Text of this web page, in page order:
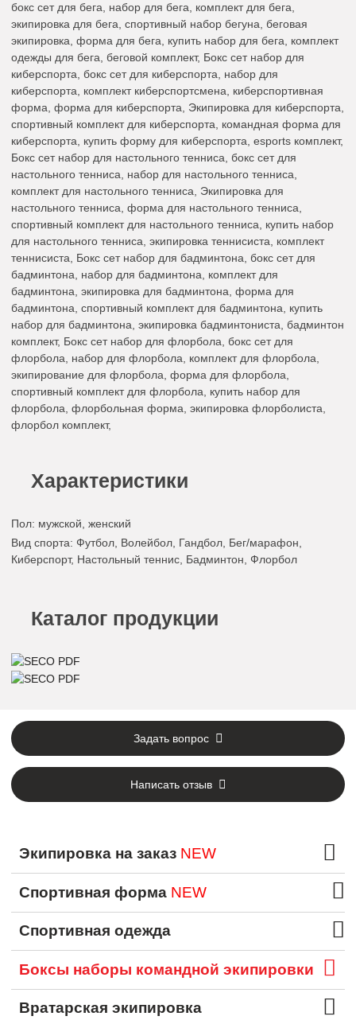
бокс сет для бега, набор для бега, комплект для бега,
экипировка для бега, спортивный набор бегуна, беговая
экипировка, форма для бега, купить набор для бега, комплект
одежды для бега, беговой комплект, Бокс сет набор для
киберспорта, бокс сет для киберспорта, набор для
киберспорта, комплект киберспортсмена, киберспортивная
форма, форма для киберспорта, Экипировка для киберспорта,
спортивный комплект для киберспорта, командная форма для
киберспорта, купить форму для киберспорта, esports комплект,
Бокс сет набор для настольного тенниса, бокс сет для
настольного тенниса, набор для настольного тенниса,
комплект для настольного тенниса, Экипировка для
настольного тенниса, форма для настольного тенниса,
спортивный комплект для настольного тенниса, купить набор
для настольного тенниса, экипировка теннисиста, комплект
теннисиста, Бокс сет набор для бадминтона, бокс сет для
бадминтона, набор для бадминтона, комплект для
бадминтона, экипировка для бадминтона, форма для
бадминтона, спортивный комплект для бадминтона, купить
набор для бадминтона, экипировка бадминтониста, бадминтон
комплект, Бокс сет набор для флорбола, бокс сет для
флорбола, набор для флорбола, комплект для флорбола,
экипирование для флорбола, форма для флорбола,
спортивный комплект для флорбола, купить набор для
флорбола, флорбольная форма, экипировка флорболиста,
флорбол комплект,
Характеристики
Пол: мужской, женский
Вид спорта: Футбол, Волейбол, Гандбол, Бег/марафон,
Киберспорт, Настольный теннис, Бадминтон, Флорбол
Каталог продукции
Задать вопрос
Написать отзыв
Экипировка на заказ NEW
Спортивная форма NEW
Спортивная одежда
Боксы наборы командной экипировки
Вратарская экипировка